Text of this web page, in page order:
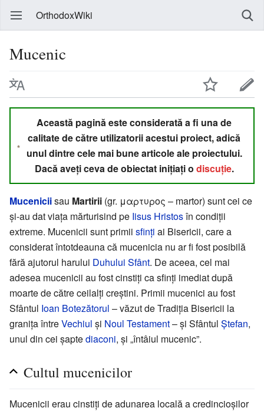
OrthodoxWiki
Mucenic
Această pagină este considerată a fi una de
calitate de către utilizatorii acestui proiect, adică
unul dintre cele mai bune articole ale proiectului.
Dacă aveți ceva de obiectat inițiați o discuție.
Muceniciisau Martirii (gr. μαρτυρος – martor) sunt cei ce
și-au dat viața mărturisind pe Iisus Hristosîn condiții
extreme. Mucenicii sunt primii sfinți ai Bisericii, care a
considerat întotdeauna că mucenicia nu ar fi fost posibilă
fără ajutorul harului Duhului Sfânt. De aceea, cel mai
adesea mucenicii au fost cinstiți ca sfinți imediat după
moarte de către ceilalți creștini. Primii mucenici au fost
Sfântul Ioan Botezătorul – văzut de Tradiția Bisericii la
granița întreVechiul și Noul Testament– și Sfântul Ștefan,
unul din cei șaptediaconi, și „întâiul mucenic”.
Cultul mucenicilor
Mucenicii erau cinstiți de adunarea locală a credincioșilor